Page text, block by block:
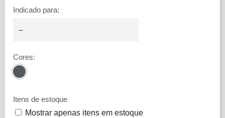
Indicado para:
Cores:
Itens de estoque
Mostrar apenas itens em estoque